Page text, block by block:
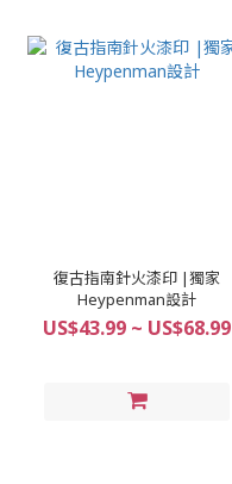
復古指南針火漆印 |獨家
Heypenman設計
US$43.99 ~ US$68.99